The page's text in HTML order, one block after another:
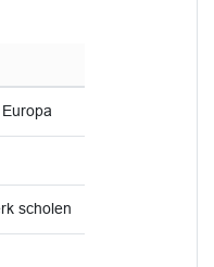
scholen